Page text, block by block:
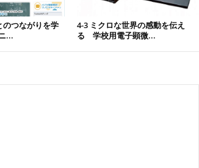
のつながりを学
...
4-3 ミクロな世界の感動を伝え
る 学校用電子顕微...